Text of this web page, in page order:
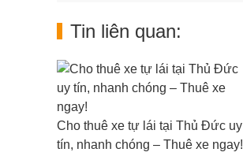
Tin liên quan:
Cho thuê xe tự lái tại Thủ Đức uy
tín, nhanh chóng – Thuê xe ngay!